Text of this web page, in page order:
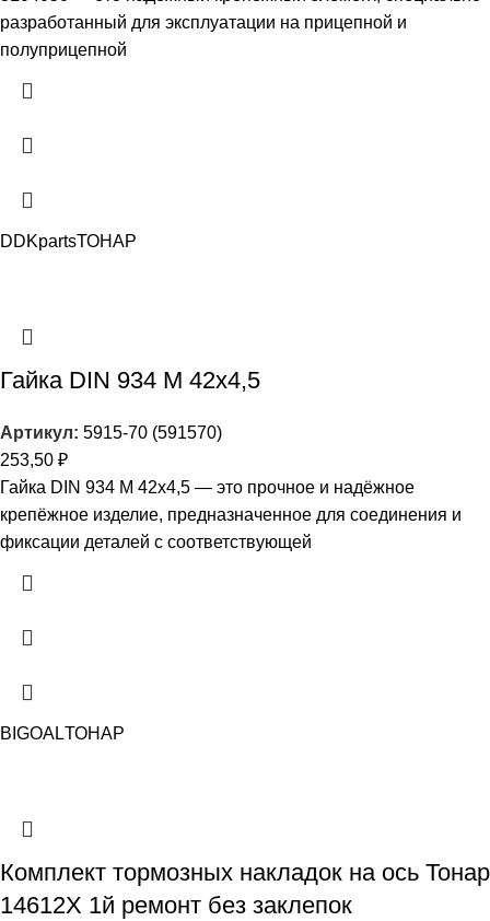
разработанный для эксплуатации на прицепной и
полуприцепной
DDKpartsТОНАР
Гайка DIN 934 М 42х4,5
Артикул: 5915-70 (591570)
253,50 ₽
Гайка DIN 934 М 42х4,5 — это прочное и надёжное
крепёжное изделие, предназначенное для соединения и
фиксации деталей с соответствующей
BIGOALТОНАР
Комплект тормозных накладок на ось Тонар
14612X 1й ремонт без заклепок